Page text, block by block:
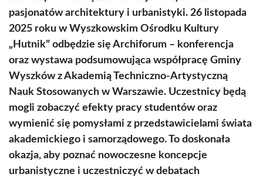
pasjonatów architektury i urbanistyki. 26 listopada
2025 roku w Wyszkowskim Ośrodku Kultury
„Hutnik” odbędzie się Archiforum – konferencja
oraz wystawa podsumowująca współpracę Gminy
Wyszków z Akademią Techniczno-Artystyczną
Nauk Stosowanych w Warszawie. Uczestnicy będą
mogli zobaczyć efekty pracy studentów oraz
wymienić się pomysłami z przedstawicielami świata
akademickiego i samorządowego. To doskonała
okazja, aby poznać nowoczesne koncepcje
urbanistyczne i uczestniczyć w debatach